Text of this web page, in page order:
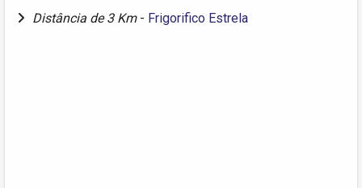
Distância de 3 Km - Frigorifico Estrela